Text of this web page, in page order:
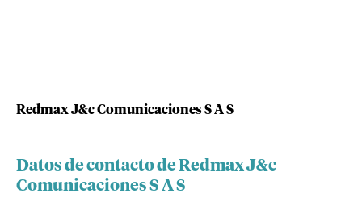
Redmax J&c Comunicaciones S A S
Datos de contacto de Redmax J&c
Comunicaciones S A S